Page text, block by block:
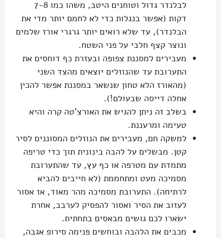
לבלנדר גדול וטוחנים היטב, משהו כמו 7-8
דקות (אפשר בנגלות כדי לא לחמם יותר מדי את
הבלנדר), עד שלא רואים יותר גרגרי אורז שלמים
ונוצר קצף חלבי על פני השטח.
מעבירים למסננת צפופה ובעזרת כף דוחסים את
התערובת עד שהנוזלים יוצאים מהצד השני
(מהאורז הלא טחון שנשאר במסננת אפשר להכין
אחלה דייסה שבעולם!).
בשלב זה ניתן להגיש את האורצ'טה קרה והיא
טעימה ומרעננת.
למשקה חם, מעבירים את הנוזלים המסוננים לסיר
קטן. מבשלים על להבה בינונית תוך כדי טריפה
מתמדת עם מטרפה או כף עץ, עד שהתערובת
מסמיכה מעט ומתחממת (לא חייבים להביא
לרתיחה). התערובת מסמיכה מהר מאוד, אז אסור
לעזוב את הסיר ואסור להפסיק לערבב, אחרת
ישארו לכם גושים מבאסים בתחתית.
מכבים את הלהבה ובוחשים פנימה סירופ אגבה,